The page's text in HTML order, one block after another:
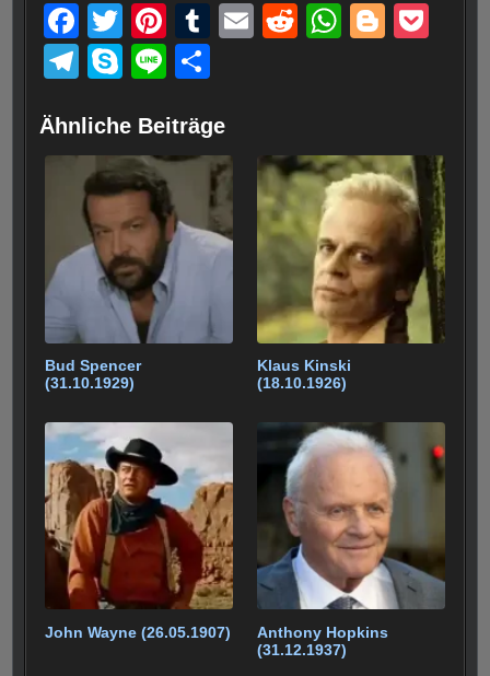
F
a
c
e
b
o
o
k
T
wi
tt
er
Pi
nt
er
e
st
T
bl
r
E
R
t
W
A
p
p
Bl
er
T
e
gr
a
m
S
p
e
Li
e
e
n
Ähnliche Beiträge
Bud Spencer
(31.10.1929)
Klaus Kinski
(18.10.1926)
John Wayne (26.05.1907)
Anthony Hopkins
(31.12.1937)